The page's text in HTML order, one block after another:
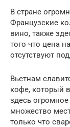
В стране
Французские
вино, также
того что цена
отсутствуют
Вьетнам
кофе, который
здесь
множество
только что